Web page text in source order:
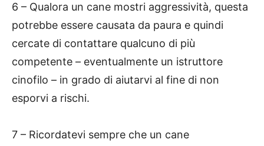
6 – Qualora un cane mostri aggressività, questa
potrebbe essere causata da paura e quindi
cercate di contattare qualcuno di più
competente – eventualmente un istruttore
cinofilo – in grado di aiutarvi al fine di non
esporvi a rischi.
7 – Ricordatevi sempre che un cane